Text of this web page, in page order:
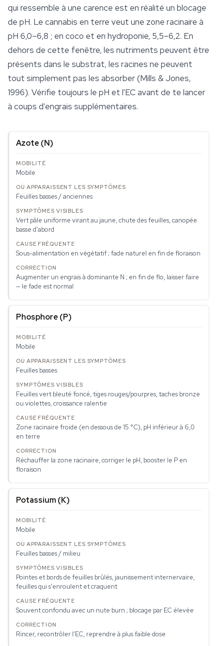
qui ressemble à une carence est en réalité un blocage
de pH. Le cannabis en terre veut une zone racinaire à
pH 6,0–6,8 ; en coco et en hydroponie, 5,5–6,2. En
dehors de cette fenêtre, les nutriments peuvent être
présents dans le substrat, les racines ne peuvent
tout simplement pas les absorber (Mills & Jones,
1996). Vérifie toujours le pH et l'EC avant de te lancer
à coups d'engrais supplémentaires.
Azote (N)
Mobile
Feuilles basses / anciennes
Vert pâle uniforme virant au jaune, chute des feuilles, canopée
basse d'abord
Sous-alimentation en végétatif ; fade naturel en fin de floraison
Augmenter un engrais à dominante N ; en fin de flo, laisser faire
— le fade est normal
Phosphore (P)
Mobile
Feuilles basses
Feuilles vert bleuté foncé, tiges rouges/pourpres, taches bronze
ou violettes, croissance ralentie
Zone racinaire froide (en dessous de 15 °C), pH inférieur à 6,0
en terre
Réchauffer la zone racinaire, corriger le pH, booster le P en
floraison
Potassium (K)
Mobile
Feuilles basses / milieu
Pointes et bords de feuilles brûlés, jaunissement internervaire,
feuilles qui s'enroulent et craquent
Souvent confondu avec un nute burn ; blocage par EC élevée
Rincer, recontrôler l'EC, reprendre à plus faible dose